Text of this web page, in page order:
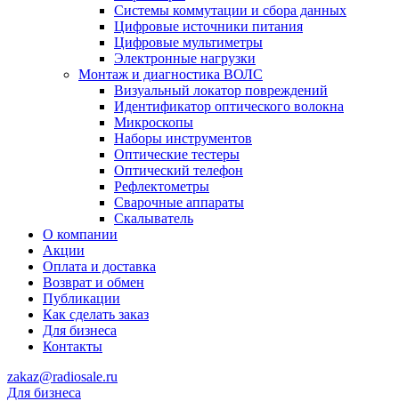
Системы коммутации и сбора данных
Цифровые источники питания
Цифровые мультиметры
Электронные нагрузки
Монтаж и диагностика ВОЛС
Визуальный локатор повреждений
Идентификатор оптического волокна
Микроскопы
Наборы инструментов
Оптические тестеры
Оптический телефон
Рефлектометры
Сварочные аппараты
Скалыватель
О компании
Акции
Оплата и доставка
Возврат и обмен
Публикации
Как сделать заказ
Для бизнеса
Контакты
zakaz@radiosale.ru
Для бизнеса